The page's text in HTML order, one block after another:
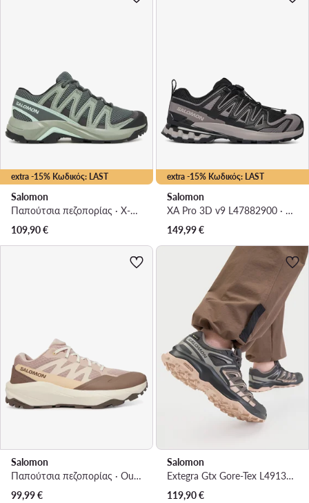
extra -15% Κωδικός: LAST
Salomon
Παπούτσια πεζοπορίας · X-Adventure Recon L47813600 · Πράσινο
109,90€
extra -15% Κωδικός: LAST
Salomon
XA Pro 3D v9 L47882900 · Παπούτσια για Τρέξιμο
149,99€
Salomon
Παπούτσια πεζοπορίας · Outscape W L49153400 · Ροζ
99,99€
Salomon
Extegra Gtx Gore-Tex L49135500 · Παπούτσια πεζοπορίας
119,90€